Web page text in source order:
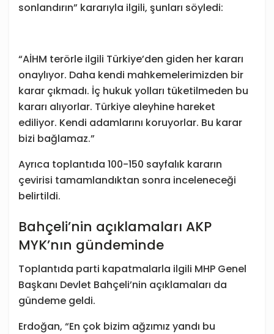
sonlandırın” kararıyla ilgili, şunları söyledi:
“AİHM terörle ilgili Türkiye’den giden her kararı
onaylıyor. Daha kendi mahkemelerimizden bir
karar çıkmadı. İç hukuk yolları tüketilmeden bu
kararı alıyorlar. Türkiye aleyhine hareket
ediliyor. Kendi adamlarını koruyorlar. Bu karar
bizi bağlamaz.”
Ayrıca toplantıda 100-150 sayfalık kararın
çevirisi tamamlandıktan sonra inceleneceği
belirtildi.
Bahçeli’nin açıklamaları AKP
MYK’nın gündeminde
Toplantıda parti kapatmalarla ilgili MHP Genel
Başkanı Devlet Bahçeli’nin açıklamaları da
gündeme geldi.
Erdoğan, “En çok bizim ağzımız yandı bu